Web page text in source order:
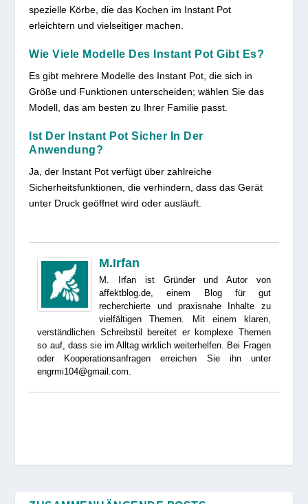
spezielle Körbe, die das Kochen im Instant Pot
erleichtern und vielseitiger machen.
Wie Viele Modelle Des Instant Pot Gibt Es?
Es gibt mehrere Modelle des Instant Pot, die sich in
Größe und Funktionen unterscheiden; wählen Sie das
Modell, das am besten zu Ihrer Familie passt.
Ist Der Instant Pot Sicher In Der
Anwendung?
Ja, der Instant Pot verfügt über zahlreiche
Sicherheitsfunktionen, die verhindern, dass das Gerät
unter Druck geöffnet wird oder ausläuft.
M.Irfan
M. Irfan ist Gründer und Autor von
affektblog.de, einem Blog für gut
recherchierte und praxisnahe Inhalte zu
vielfältigen Themen. Mit einem klaren,
verständlichen Schreibstil bereitet er komplexe Themen
so auf, dass sie im Alltag wirklich weiterhelfen. Bei Fragen
oder Kooperationsanfragen erreichen Sie ihn unter
engrmi104@gmail.com.